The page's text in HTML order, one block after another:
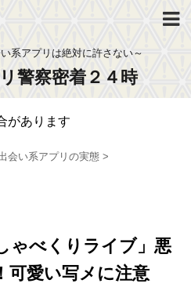
系アプリは絶対に許さない～
警察密着２４時
があります
会い系アプリの実態 >
ゃべくりライブ」悪
可愛い写メに注意